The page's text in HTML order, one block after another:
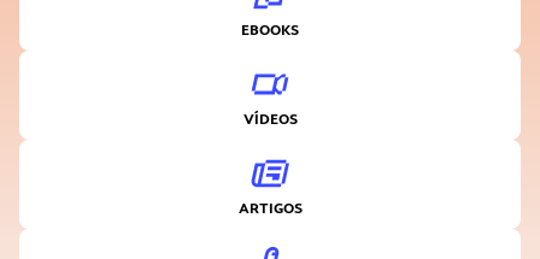
EBOOKS
VÍDEOS
ARTIGOS